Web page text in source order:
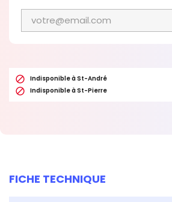
 Indisponible à St-André
 Indisponible à St-Pierre
FICHE TECHNIQUE